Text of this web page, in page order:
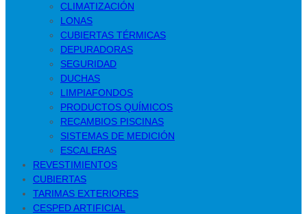
CLIMATIZACIÓN
LONAS
CUBIERTAS TÉRMICAS
DEPURADORAS
SEGURIDAD
DUCHAS
LIMPIAFONDOS
PRODUCTOS QUÍMICOS
RECAMBIOS PISCINAS
SISTEMAS DE MEDICIÓN
ESCALERAS
REVESTIMIENTOS
CUBIERTAS
TARIMAS EXTERIORES
CESPED ARTIFICIAL